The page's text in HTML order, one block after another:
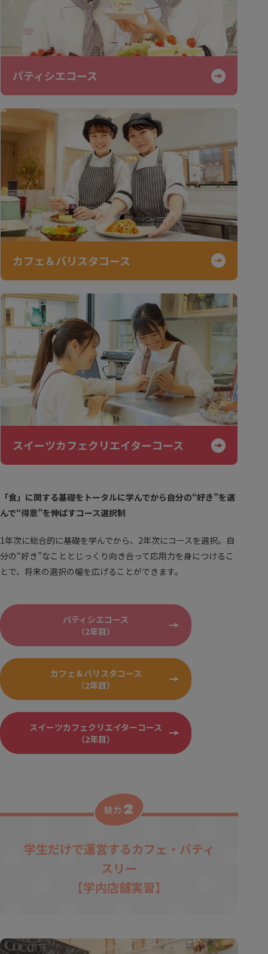
パティシエコース
カフェ＆バリスタコース
スイーツカフェクリエイターコース
「食」に関する基礎をトータルに学んでから自分の“好き”を選
んで“得意”を伸ばすコース選択制
1年次に総合的に基礎を学んでから、2年次にコースを選択。自
分の“好き”なこととじっくり向き合って応用力を身につけるこ
とで、将来の選択の幅を広げることができます。
パティシエコース
（2年目）
カフェ＆バリスタコース
（2年目）
スイーツカフェクリエイターコース
（2年目）
魅力 2
学生だけで運営するカフェ・パティ
スリー
【学内店舗実習】